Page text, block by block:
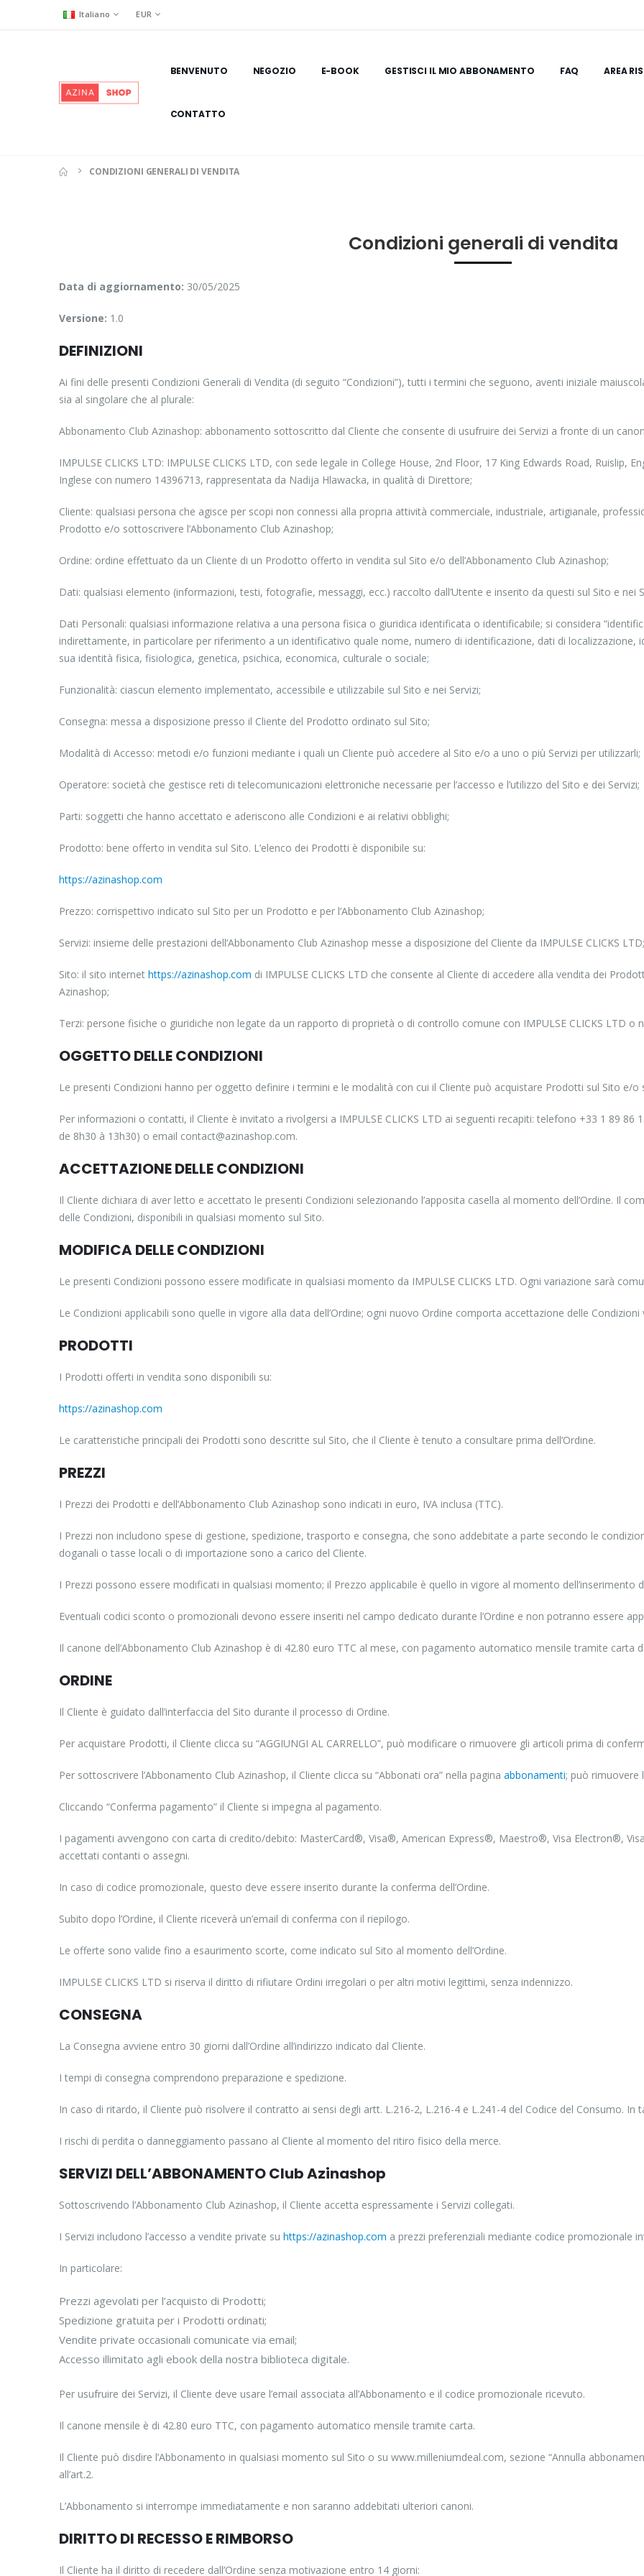
Italiano EUR
BENVENUTO NEGOZIO E-BOOK GESTISCI IL MIO ABBONAMENTO FAQ AREA
CONTATTO
CONDIZIONI GENERALI DI VENDITA
Condizioni generali di vendita
Data di aggiornamento: 30/05/2025
Versione: 1.0
DEFINIZIONI
Ai fini delle presenti Condizioni Generali di Vendita (di seguito “Condizioni”), tutti i termini che seguono, aventi iniziale
sia al singolare che al plurale:
Abbonamento Club Azinashop: abbonamento sottoscritto dal Cliente che consente di usufruire dei Servizi a fronte di un
IMPULSE CLICKS LTD: IMPULSE CLICKS LTD, con sede legale in College House, 2nd Floor, 17 King Edwards Road, Ruislip,
Inglese con numero 14396713, rappresentata da Nadija Hlawacka, in qualità di Direttore;
Cliente: qualsiasi persona che agisce per scopi non connessi alla propria attività commerciale, industriale, artigianale,
Prodotto e/o sottoscrivere l’Abbonamento Club Azinashop;
Ordine: ordine effettuato da un Cliente di un Prodotto offerto in vendita sul Sito e/o dell’Abbonamento Club Azinashop;
Dati: qualsiasi elemento (informazioni, testi, fotografie, messaggi, ecc.) raccolto dall’Utente e inserito da questi sul Sito e nei
Dati Personali: qualsiasi informazione relativa a una persona fisica o giuridica identificata o identificabile; si considera
indirettamente, in particolare per riferimento a un identificativo quale nome, numero di identificazione, dati di
sua identità fisica, fisiologica, genetica, psichica, economica, culturale o sociale;
Funzionalità: ciascun elemento implementato, accessibile e utilizzabile sul Sito e nei Servizi;
Consegna: messa a disposizione presso il Cliente del Prodotto ordinato sul Sito;
Modalità di Accesso: metodi e/o funzioni mediante i quali un Cliente può accedere al Sito e/o a uno o più Servizi per utilizzarli;
Operatore: società che gestisce reti di telecomunicazioni elettroniche necessarie per l’accesso e l’utilizzo del Sito e dei Servizi;
Parti: soggetti che hanno accettato e aderiscono alle Condizioni e ai relativi obblighi;
Prodotto: bene offerto in vendita sul Sito. L’elenco dei Prodotti è disponibile su:
https://azinashop.com
Prezzo: corrispettivo indicato sul Sito per un Prodotto e per l’Abbonamento Club Azinashop;
Servizi: insieme delle prestazioni dell’Abbonamento Club Azinashop messe a disposizione del Cliente da IMPULSE CLICKS LTD;
Sito: il sito internet https://azinashop.com di IMPULSE CLICKS LTD che consente al Cliente di accedere alla vendita dei
Azinashop;
Terzi: persone fisiche o giuridiche non legate da un rapporto di proprietà o di controllo comune con IMPULSE CLICKS LTD o
OGGETTO DELLE CONDIZIONI
Le presenti Condizioni hanno per oggetto definire i termini e le modalità con cui il Cliente può acquistare Prodotti sul Sito e/o
Per informazioni o contatti, il Cliente è invitato a rivolgersi a IMPULSE CLICKS LTD ai seguenti recapiti: telefono +33 1 89 86
de 8h30 à 13h30) o email contact@azinashop.com.
ACCETTAZIONE DELLE CONDIZIONI
Il Cliente dichiara di aver letto e accettato le presenti Condizioni selezionando l’apposita casella al momento dell’Ordine. Il
delle Condizioni, disponibili in qualsiasi momento sul Sito.
MODIFICA DELLE CONDIZIONI
Le presenti Condizioni possono essere modificate in qualsiasi momento da IMPULSE CLICKS LTD. Ogni variazione sarà
Le Condizioni applicabili sono quelle in vigore alla data dell’Ordine; ogni nuovo Ordine comporta accettazione delle
PRODOTTI
I Prodotti offerti in vendita sono disponibili su:
https://azinashop.com
Le caratteristiche principali dei Prodotti sono descritte sul Sito, che il Cliente è tenuto a consultare prima dell’Ordine.
PREZZI
I Prezzi dei Prodotti e dell’Abbonamento Club Azinashop sono indicati in euro, IVA inclusa (TTC).
I Prezzi non includono spese di gestione, spedizione, trasporto e consegna, che sono addebitate a parte secondo le
doganali o tasse locali o di importazione sono a carico del Cliente.
I Prezzi possono essere modificati in qualsiasi momento; il Prezzo applicabile è quello in vigore al momento dell’inserimento
Eventuali codici sconto o promozionali devono essere inseriti nel campo dedicato durante l’Ordine e non potranno essere
Il canone dell’Abbonamento Club Azinashop è di 42.80 euro TTC al mese, con pagamento automatico mensile tramite carta
ORDINE
Il Cliente è guidato dall’interfaccia del Sito durante il processo di Ordine.
Per acquistare Prodotti, il Cliente clicca su “AGGIUNGI AL CARRELLO”, può modificare o rimuovere gli articoli prima di
Per sottoscrivere l’Abbonamento Club Azinashop, il Cliente clicca su “Abbonati ora” nella pagina abbonamenti; può rimuovere
Cliccando “Conferma pagamento” il Cliente si impegna al pagamento.
I pagamenti avvengono con carta di credito/debito: MasterCard®, Visa®, American Express®, Maestro®, Visa Electron®,
accettati contanti o assegni.
In caso di codice promozionale, questo deve essere inserito durante la conferma dell’Ordine.
Subito dopo l’Ordine, il Cliente riceverà un’email di conferma con il riepilogo.
Le offerte sono valide fino a esaurimento scorte, come indicato sul Sito al momento dell’Ordine.
IMPULSE CLICKS LTD si riserva il diritto di rifiutare Ordini irregolari o per altri motivi legittimi, senza indennizzo.
CONSEGNA
La Consegna avviene entro 30 giorni dall’Ordine all’indirizzo indicato dal Cliente.
I tempi di consegna comprendono preparazione e spedizione.
In caso di ritardo, il Cliente può risolvere il contratto ai sensi degli artt. L.216-2, L.216-4 e L.241-4 del Codice del Consumo.
I rischi di perdita o danneggiamento passano al Cliente al momento del ritiro fisico della merce.
SERVIZI DELL’ABBONAMENTO Club Azinashop
Sottoscrivendo l’Abbonamento Club Azinashop, il Cliente accetta espressamente i Servizi collegati.
I Servizi includono l’accesso a vendite private su https://azinashop.com a prezzi preferenziali mediante codice promozionale
In particolare:
Prezzi agevolati per l’acquisto di Prodotti;
Spedizione gratuita per i Prodotti ordinati;
Vendite private occasionali comunicate via email;
Accesso illimitato agli ebook della nostra biblioteca digitale.
Per usufruire dei Servizi, il Cliente deve usare l’email associata all’Abbonamento e il codice promozionale ricevuto.
Il canone mensile è di 42.80 euro TTC, con pagamento automatico mensile tramite carta.
Il Cliente può disdire l’Abbonamento in qualsiasi momento sul Sito o su www.milleniumdeal.com, sezione “Annulla
all’art.2.
L’Abbonamento si interrompe immediatamente e non saranno addebitati ulteriori canoni.
DIRITTO DI RECESSO E RIMBORSO
Il Cliente ha il diritto di recedere dall’Ordine senza motivazione entro 14 giorni: